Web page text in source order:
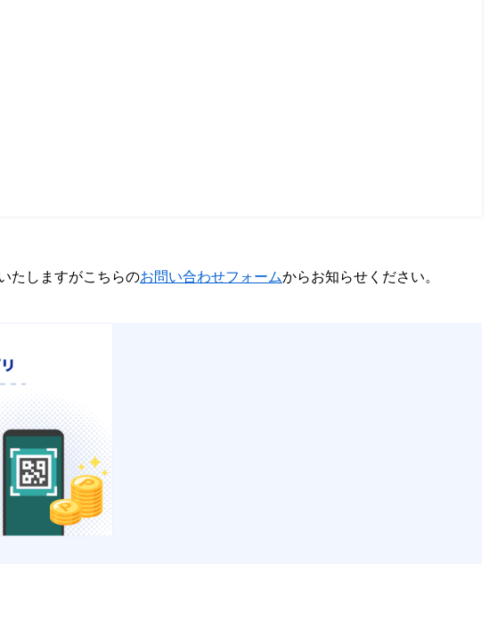
たしますがこちらのお問い合わせフォームからお知らせください。